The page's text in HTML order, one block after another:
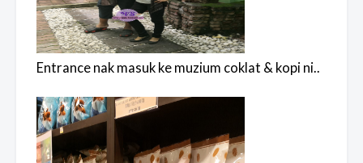
Entrance nak masuk ke muzium coklat & kopi ni..